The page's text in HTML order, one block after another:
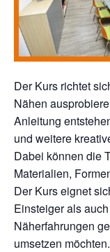
Der Kurs richtet
Nähen
Anleitung
und weitere
Dabei können die
Materialien,
Der Kurs eignet
Einsteiger als
Näherfahrungen
umsetzen möchten.